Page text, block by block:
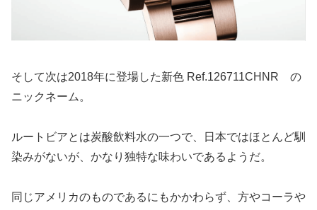
そして次は2018年に登場した新色 Ref.126711CHNR の
ニックネーム。
ルートビアとは炭酸飲料水の一つで、日本ではほとんど馴
染みがないが、かなり独特な味わいであるようだ。
同じアメリカのものであるにもかかわらず、方やコーラや